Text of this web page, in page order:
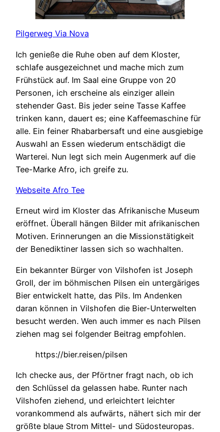
Pilgerweg Via Nova
Ich genieße die Ruhe oben auf dem Kloster,
schlafe ausgezeichnet und mache mich zum
Frühstück auf. Im Saal eine Gruppe von 20
Personen, ich erscheine als einziger allein
stehender Gast. Bis jeder seine Tasse Kaffee
trinken kann, dauert es; eine Kaffeemaschine für
alle. Ein feiner Rhabarbersaft und eine ausgiebige
Auswahl an Essen wiederum entschädigt die
Warterei. Nun legt sich mein Augenmerk auf die
Tee-Marke Afro, ich greife zu.
Webseite Afro Tee
Erneut wird im Kloster das Afrikanische Museum
eröffnet. Überall hängen Bilder mit afrikanischen
Motiven. Erinnerungen an die Missionstätigkeit
der Benediktiner lassen sich so wachhalten.
Ein bekannter Bürger von Vilshofen ist Joseph
Groll, der im böhmischen Pilsen ein untergäriges
Bier entwickelt hatte, das Pils. Im Andenken
daran können in Vilshofen die Bier-Unterwelten
besucht werden. Wen auch immer es nach Pilsen
ziehen mag sei folgender Beitrag empfohlen.
https://bier.reisen/pilsen
Ich checke aus, der Pförtner fragt nach, ob ich
den Schlüssel da gelassen habe. Runter nach
Vilshofen ziehend, und erleichtert leichter
vorankommend als aufwärts, nähert sich mir der
größte blaue Strom Mittel- und Südosteuropas.